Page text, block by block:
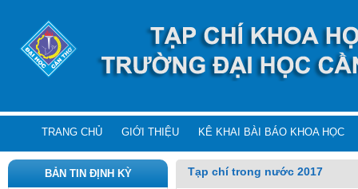
TRANG CHỦ GIỚI THIỆU KÊ KHAI BÀI BÁO KHOA HỌC
BẢN TIN ĐỊNH KỲ Tạp chí trong nước 2017